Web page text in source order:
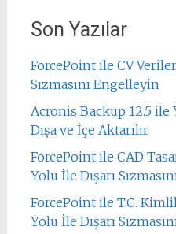
Son Yazılar
ForcePoint ile CV
Sızmasını Engelleyin
Acronis Backup 12.5 ile
Dışa ve İçe Aktarılır
ForcePoint ile CAD
Yolu İle Dışarı
ForcePoint ile T.C.
Yolu İle Dışarı